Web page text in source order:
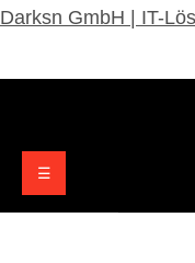
Darksn GmbH | IT-
☰